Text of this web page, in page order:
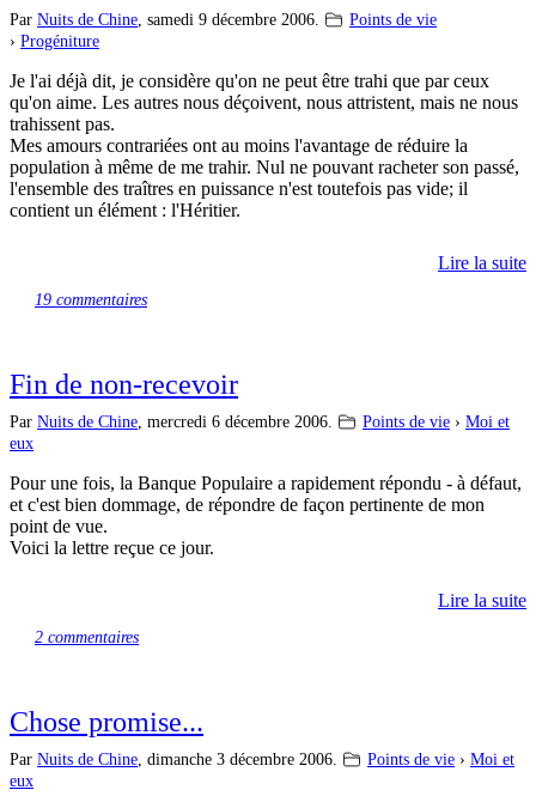
Par Nuits de Chine, samedi 9 décembre 2006.
Points de vie
› Progéniture
Je l'ai déjà dit, je considère qu'on ne peut être trahi que par ceux
qu'on aime. Les autres nous déçoivent, nous attristent, mais ne nous
trahissent pas.
Mes amours contrariées ont au moins l'avantage de réduire la
population à même de me trahir. Nul ne pouvant racheter son passé,
l'ensemble des traîtres en puissance n'est toutefois pas vide; il
contient un élément : l'Héritier.
Lire la suite
19 commentaires
Fin de non-recevoir
Par Nuits de Chine mercredi 6 décembre 2006. Points de vie › Moi et
eux
Pour une fois, la Banque Populaire a rapidement répondu - à défaut,
et c'est bien dommage, de répondre de façon pertinente de mon
point de vue.
Voici la lettre reçue ce jour.
Lire la suite
2 commentaires
Chose promise...
Par Nuits de Chine dimanche 3 décembre 2006. Points de vie › Moi et
eux